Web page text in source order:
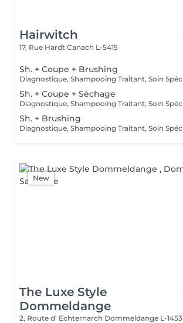
Hairwitch
17, Rue Hardt Canach L-5415
Sh. + Coupe + Brushing
Sh. + Coupe + Séchage
Sh. + Brushing
New
The Luxe Style
Dommeldange
2, Route d' Echternarch Dommeldange L-1453